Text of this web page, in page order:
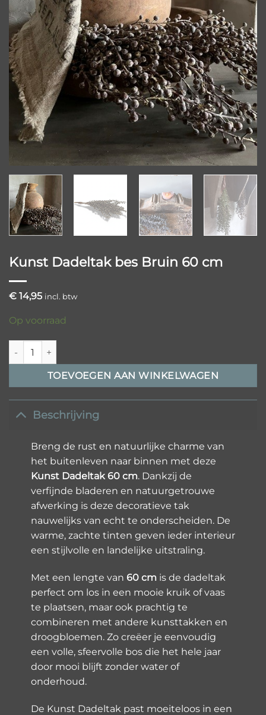
Kunst Dadeltak bes Bruin 60 cm
€ 14,95 incl. btw
Op voorraad
Kunst Dadeltak bes Bruin 60 cm aantal
TOEVOEGEN AAN WINKELWAGEN
Beschrijving
Breng de rust en natuurlijke charme van
het buitenleven naar binnen met deze
Kunst Dadeltak 60 cm. Dankzij de
verfijnde bladeren en natuurgetrouwe
afwerking is deze decoratieve tak
nauwelijks van echt te onderscheiden. De
warme, zachte tinten geven ieder interieur
een stijlvolle en landelijke uitstraling.
Met een lengte van 60 cm is de dadeltak
perfect om los in een mooie kruik of vaas
te plaatsen, maar ook prachtig te
combineren met andere kunsttakken en
droogbloemen. Zo creëer je eenvoudig
een volle, sfeervolle bos die het hele jaar
door mooi blijft zonder water of
onderhoud.
De Kunst Dadeltak past moeiteloos in een